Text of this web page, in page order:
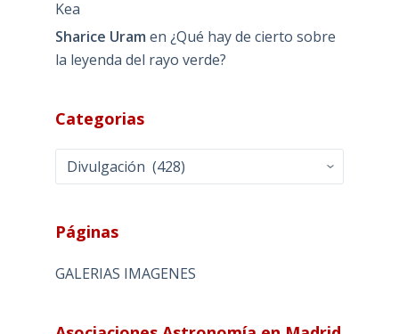
Kea
Sharice Uram en ¿Qué hay de cierto sobre
la leyenda del rayo verde?
Categorias
Categorias
Páginas
GALERIAS IMAGENES